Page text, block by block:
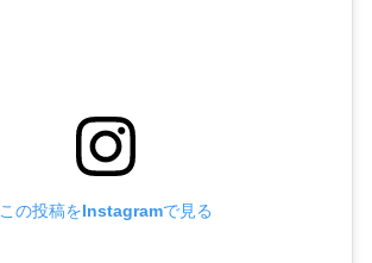
この投稿をInstagramで見る